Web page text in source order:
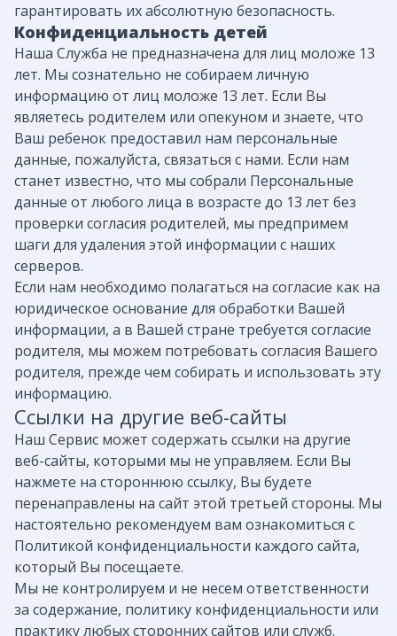
гарантировать их абсолютную безопасность.
Конфиденциальность детей
Наша Служба не предназначена для лиц моложе 13
лет. Мы сознательно не собираем личную
информацию от лиц моложе 13 лет. Если Вы
являетесь родителем или опекуном и знаете, что
Ваш ребенок предоставил нам персональные
данные, пожалуйста, связаться с нами. Если нам
станет известно, что мы собрали Персональные
данные от любого лица в возрасте до 13 лет без
проверки согласия родителей, мы предпримем
шаги для удаления этой информации с наших
серверов.
Если нам необходимо полагаться на согласие как на
юридическое основание для обработки Вашей
информации, а в Вашей стране требуется согласие
родителя, мы можем потребовать согласия Вашего
родителя, прежде чем собирать и использовать эту
информацию.
Ссылки на другие веб-сайты
Наш Сервис может содержать ссылки на другие
веб-сайты, которыми мы не управляем. Если Вы
нажмете на стороннюю ссылку, Вы будете
перенаправлены на сайт этой третьей стороны. Мы
настоятельно рекомендуем вам ознакомиться с
Политикой конфиденциальности каждого сайта,
который Вы посещаете.
Мы не контролируем и не несем ответственности
за содержание, политику конфиденциальности или
практику любых сторонних сайтов или служб.